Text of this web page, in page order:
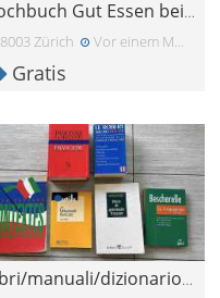
Kochbuch Gut Essen bei Laktose-Intoleranz
8003 Zürich Vor einem Monat
Gratis
Libri/manuali/dizionario francese